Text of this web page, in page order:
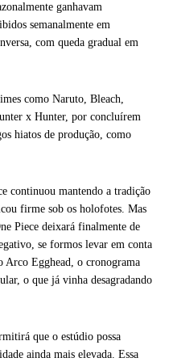
ganhavam
semanalmente em
com queda gradual em
como Naruto, Bleach,
x Hunter, por concluírem
hiatos de produção, como
continuou mantendo a tradição
firme sob os holofotes. Mas
Piece deixará finalmente de
se formos levar em conta
Arco Egghead, o cronograma
o que já vinha desagradando
que o estúdio possa
ainda mais elevada. Essa